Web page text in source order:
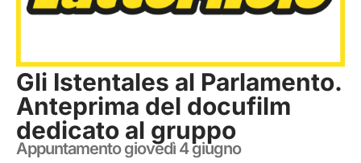
Gli Istentales al Parlamento.
Anteprima del docufilm
dedicato al gruppo
Appuntamento giovedì 4 giugno